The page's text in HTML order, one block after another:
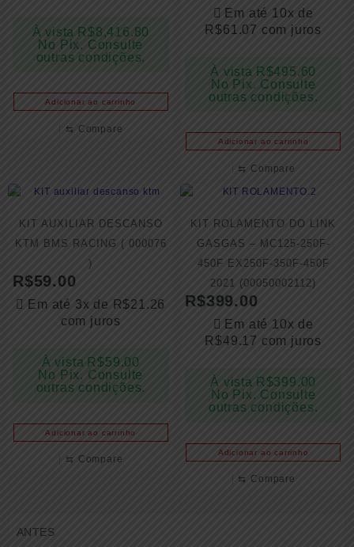
À vista R$8,416.80
No Pix. Consulte
outras condições.
Adicionar ao carrinho
⇆ Compare
Em até 10x de
R$61.07 com juros
À vista R$495.60
No Pix. Consulte
outras condições.
Adicionar ao carrinho
⇆ Compare
KIT AUXILIAR DESCANSO
KTM BMS RACING ( 000076
)
R$59.00
Em até 3x de R$21.26
com juros
À vista R$59.00
No Pix. Consulte
outras condições.
Adicionar ao carrinho
⇆ Compare
KIT ROLAMENTO DO LINK
GASGAS – MC125-250F-
450F EX250F-350F-450F
2021 (00050002112)
R$399.00
Em até 10x de
R$49.17 com juros
À vista R$399.00
No Pix. Consulte
outras condições.
Adicionar ao carrinho
⇆ Compare
ANTES